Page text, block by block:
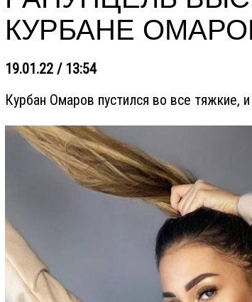
КУРБАНЕ
19.01.22 / 13:54
Курбан Омаров пустился во все тяжкие,